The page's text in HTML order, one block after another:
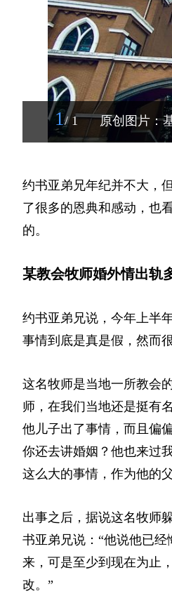
1/ 1 原创图片：
约书亚弟兄年纪并不大，
了很多的恩典和感动，也
的。
某教会牧师婚外情出轨
约书亚弟兄说，今年上半
事情到底是真是假，然而
这名牧师是当地一所教会
师，在我们当地还是挺有
他儿子出了事情，而且偏
你还去讲婚姻？他也来过
这么大的事情，作为他的
出事之后，据说这名牧师
书亚弟兄说：“他说他已
来，可是至少到现在为止
改。”